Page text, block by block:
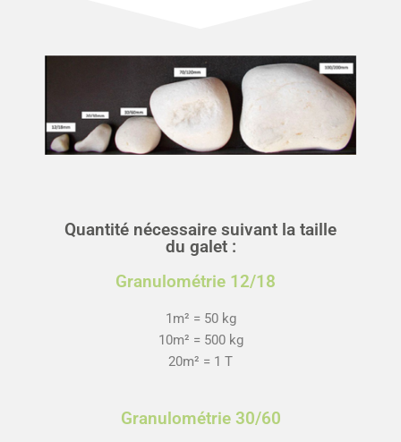
Quantité nécessaire suivant la taille
du galet :
Granulométrie 12/18
1m² = 50 kg
10m² = 500 kg
20m² = 1 T
Granulométrie 30/60